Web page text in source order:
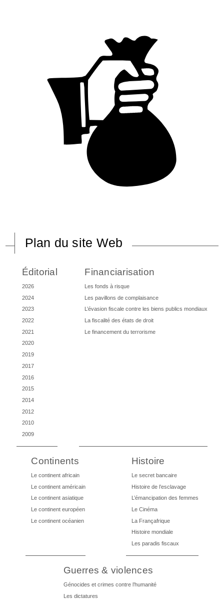
Plan du site Web
Éditorial
2026
2024
2023
2022
2021
2020
2019
2017
2016
2015
2014
2012
2010
2009
Financiarisation
Les fonds à risque
Les pavillons de complaisance
L’évasion fiscale contre les biens publics mondiaux
La fiscalité des états de droit
Le financement du terrorisme
Continents
Le continent africain
Le continent américain
Le continent asiatique
Le continent européen
Le continent océanien
Histoire
Le secret bancaire
Histoire de l’esclavage
L’émancipation des femmes
Le Cinéma
La Françafrique
Histoire mondiale
Les paradis fiscaux
Guerres & violences
Génocides et crimes contre l’humanité
Les dictatures